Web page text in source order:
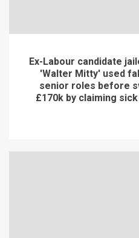
Ex-Labour candidate
'Walter Mitty' used
senior roles before
£170k by claiming